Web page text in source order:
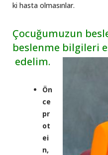
ki hasta olmasınlar.
Çocuğumuzun
beslenme bilgileri
edelim.
Ön
ce
pr
ot
ei
n,